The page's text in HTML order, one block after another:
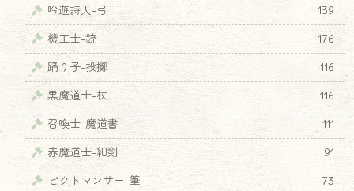
吟遊詩人-弓
139
機工士-銃
176
踊り子-投擲
116
黒魔道士-杖
116
召喚士-魔道書
111
赤魔道士-細剣
91
ピクトマンサー-筆
73